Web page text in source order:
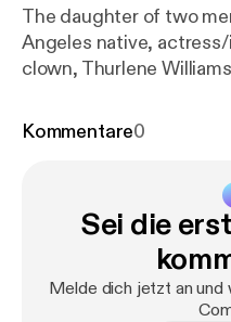
The daughter of two
Angeles native,
clown, Thurlene Williams
odcast/support
Kommentare0
Sei die
Melde dich jetzt an und